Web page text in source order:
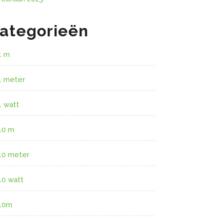
m
meter
watt
m
meter
watt